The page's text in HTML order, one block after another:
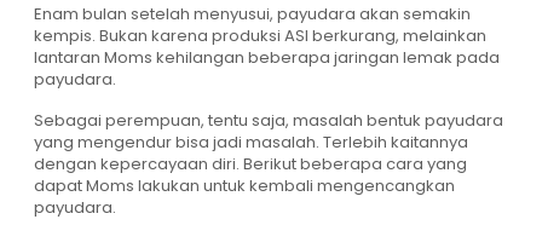
Enam bulan setelah menyusui, payudara akan semakin
kempis. Bukan karena produksi ASI berkurang, melainkan
lantaran Moms kehilangan beberapa jaringan lemak pada
payudara.
Sebagai perempuan, tentu saja, masalah bentuk payudara
yang mengendur bisa jadi masalah. Terlebih kaitannya
dengan kepercayaan diri. Berikut beberapa cara yang
dapat Moms lakukan untuk kembali mengencangkan
payudara.